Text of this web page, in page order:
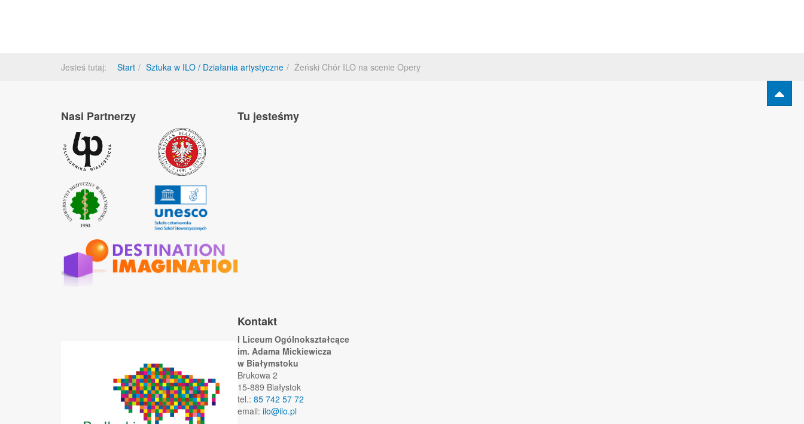
Jesteś tutaj: Start Sztuka w ILO / Działania artystyczne Żeński Chór ILO na scenie Opery
Nasi Partnerzy Tu jesteśmy
Kontakt
I Liceum Ogólnokształcące
im. Adama Mickiewicza
w Białymstoku
Brukowa 2
15-889 Białystok
tel.: 85 742 57 72
email: ilo@ilo.pl